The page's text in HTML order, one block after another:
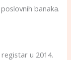
banaka.
u 2014.